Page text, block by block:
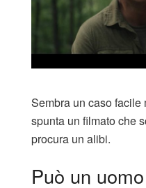
Sembra un caso facile
spunta un filmato che
procura un alibi.
Può un